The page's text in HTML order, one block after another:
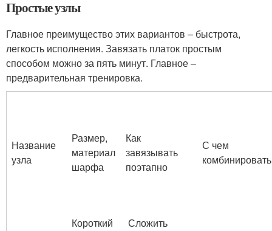
Простые узлы
Главное преимущество этих вариантов – быстрота,
легкость исполнения. Завязать платок простым
способом можно за пять минут. Главное –
предварительная тренировка.
Название
узла
Размер,
материал
шарфа
Как
завязывать
поэтапно
С чем
комбинировать
Короткий
Сложить